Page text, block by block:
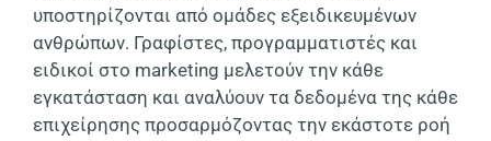
υποστηρίζονται από ομάδες εξειδικευμένων
ανθρώπων. Γραφίστες, προγραμματιστές και
ειδικοί στο marketing μελετούν την κάθε
εγκατάσταση και αναλύουν τα δεδομένα της κάθε
επιχείρησης προσαρμόζοντας την εκάστοτε ροή